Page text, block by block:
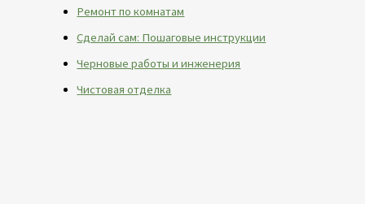
Ремонт по комнатам
Сделай сам: Пошаговые инструкции
Черновые работы и инженерия
Чистовая отделка